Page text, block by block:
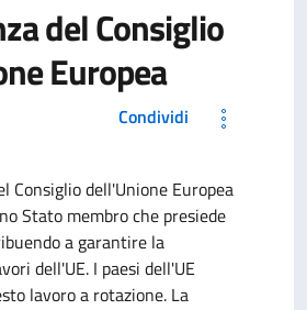
del Consiglio
Europea
Condividi
Consiglio dell'Unione Europea
Stato membro che presiede
a garantire la
dell'UE. I paesi dell'UE
lavoro a rotazione. La